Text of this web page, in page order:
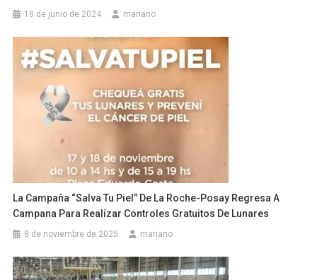
18 de junio de 2024 mariano
La Campaña “Salva Tu Piel” De La Roche-Posay Regresa A
Campana Para Realizar Controles Gratuitos De Lunares
8 de noviembre de 2025 mariano